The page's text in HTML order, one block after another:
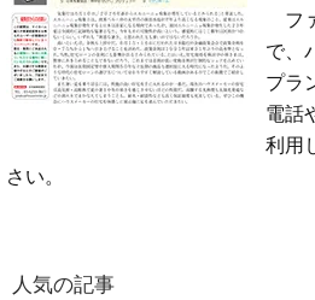
フ
で、
プラ
電話
利用
さい。
人気の記事